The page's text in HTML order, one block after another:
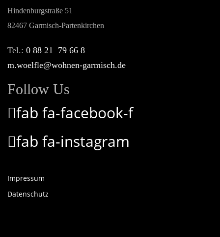
Hindenburgstraße 51
82467 Garmisch-Partenkirchen
Tel.: 0 88 21 79 66 8
m.woelfle@wohnen-garmisch.de
Follow Us
fab fa-facebook-f
fab fa-instagram
Impressum
Datenschutz